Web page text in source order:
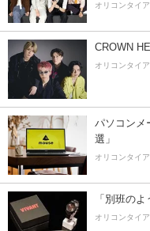
オリコンタイ
CROWN
オリコンタイ
パソコンメ
選」
オリコンタイ
「別班の
オリコンタイ